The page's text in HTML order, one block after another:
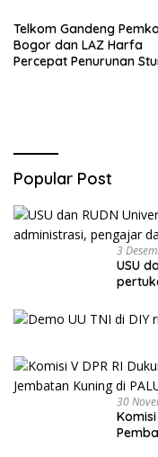
Telkom Gandeng
Bogor dan LAZ Harfa
Percepat Penurunan
Popular Post
3
USU
30